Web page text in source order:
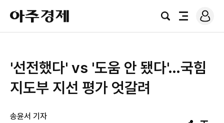
아
주
경
검
전
로
그
'선전했다' vs '도움 안 됐다'…국힘
지도부 지선 평가 엇갈려
송윤서 기자